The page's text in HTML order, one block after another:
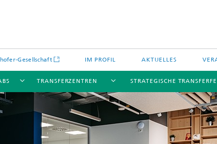
Gesellschaft IM PROFIL AKTUELLES
TRANSFERZENTREN STRATEGISCHE